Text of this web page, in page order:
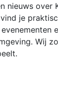
nieuws over
je
Wij